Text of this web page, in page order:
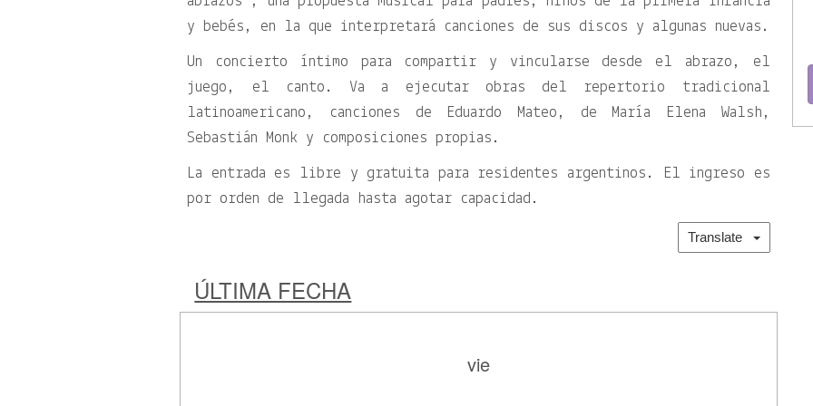
y bebés, en la que interpretará canciones de sus discos y algunas nuevas.
Un concierto íntimo para compartir y vincularse desde el abrazo, el
juego, el canto. Va a ejecutar obras del repertorio tradicional
latinoamericano, canciones de Eduardo Mateo, de María Elena Walsh,
Sebastián Monk y composiciones propias.
La entrada es libre y gratuita para residentes argentinos. El ingreso es
por orden de llegada hasta agotar capacidad.
Translate
ÚLTIMA FECHA
vie